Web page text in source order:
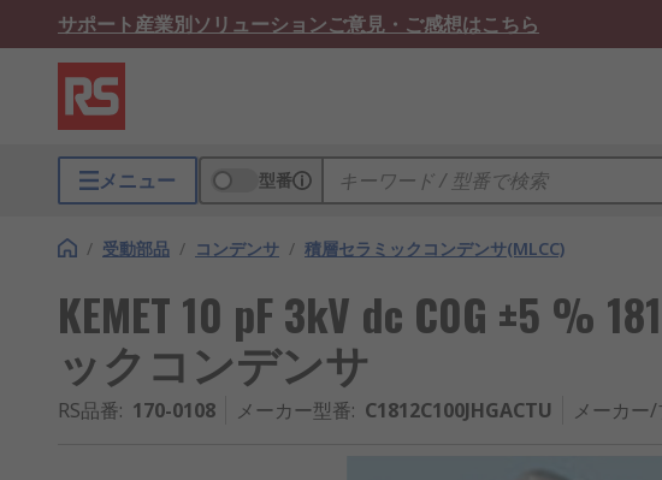
サポート産業別ソリューションご意見・ご感想はこちら
メニュー 型番
/ 受動部品 / コンデンサ / 積層セラミックコンデンサ(MLCC)
KEMET 10 pF 3kV dc C0G ±5 %
ックコンデンサ
RS品番: 170-0108 メーカー型番: C1812C100JHGACTU メーカー